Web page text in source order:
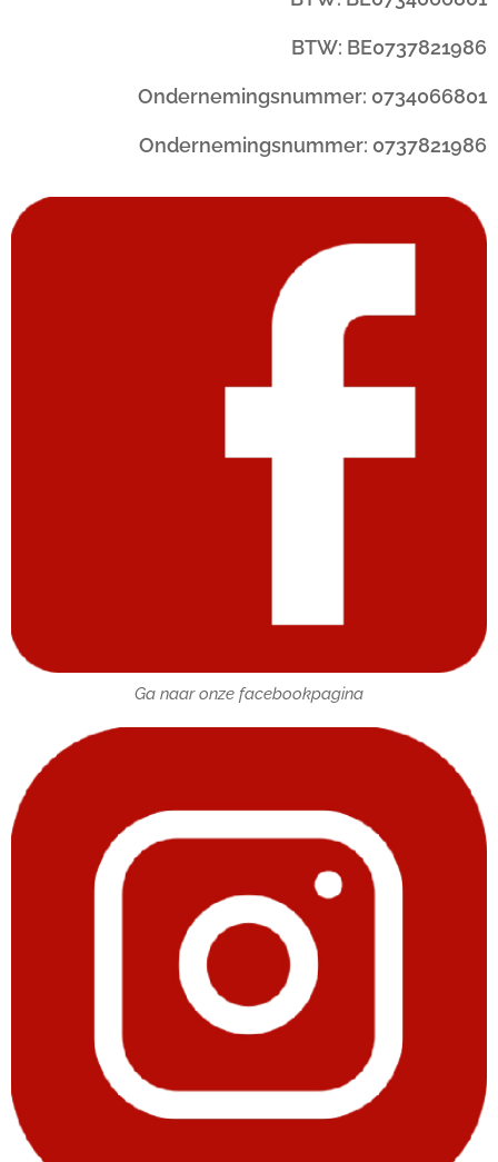
BTW: BE0737821986
Ondernemingsnummer: 0734066801
Ondernemingsnummer: 0737821986
Ga naar onze facebookpagina